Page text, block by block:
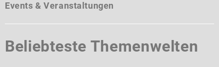
Events & Veranstaltungen
Beliebteste Themenwelten